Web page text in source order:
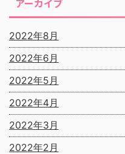
アーカイブ
2022年8月
2022年6月
2022年5月
2022年4月
2022年3月
2022年2月